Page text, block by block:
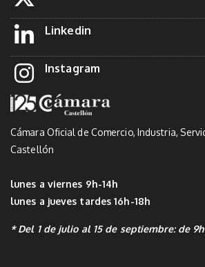
Linkedin
Instagram
Cámara Oficial de Comercio, Industria,
Castellón
lunes a viernes 9h-14h
lunes a jueves tardes 16h-18h
* Del 1 de julio al 15 de septiembre: de